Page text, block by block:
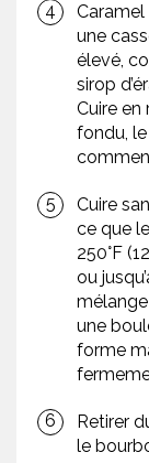
une
élevé,
sirop
Cuire en
fondu,
Cuire
ce que
250°F
ou
une
forme
Retirer
le